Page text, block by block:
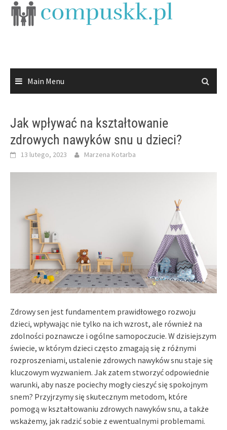
Skip
Main Menu
Jak wpływać na kształtowanie
zdrowych nawyków snu u dzieci?
13 lutego, 2023 Marzena Kotarba
Zdrowy sen jest fundamentem prawidłowego rozwoju
dzieci, wpływając nie tylko na ich wzrost, ale również na
zdolności poznawcze i ogólne samopoczucie. W dzisiejszym
świecie, w którym dzieci często zmagają się z różnymi
rozproszeniami, ustalenie zdrowych nawyków snu staje się
kluczowym wyzwaniem. Jak zatem stworzyć odpowiednie
warunki, aby nasze pociechy mogły cieszyć się spokojnym
snem? Przyjrzymy się skutecznym metodom, które
pomogą w kształtowaniu zdrowych nawyków snu, a także
wskażemy, jak radzić sobie z ewentualnymi problemami.